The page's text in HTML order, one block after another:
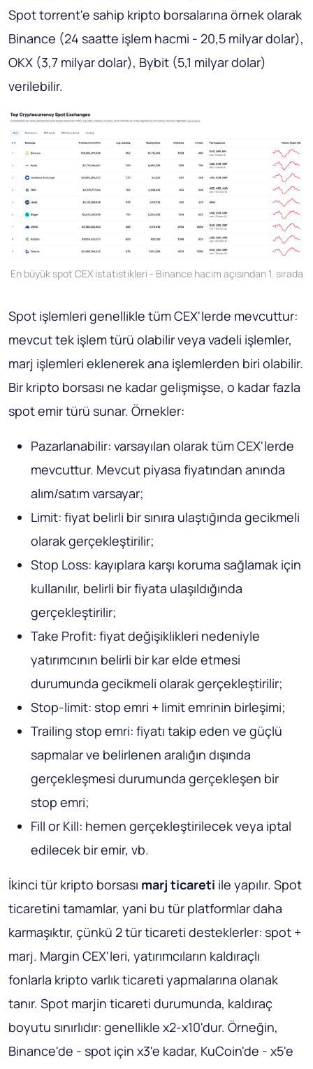
Spot torrent'e sahip kripto borsalarına örnek olarak
Binance (24 saatte işlem hacmi - 20,5 milyar dolar),
OKX (3,7 milyar dolar), Bybit (5,1 milyar dolar)
verilebilir.
En büyük spot CEX istatistikleri - Binance hacim açısından 1. sırada
Spot işlemleri genellikle tüm CEX'lerde mevcuttur:
mevcut tek işlem türü olabilir veya vadeli işlemler,
marj işlemleri eklenerek ana işlemlerden biri olabilir.
Bir kripto borsası ne kadar gelişmişse, o kadar fazla
spot emir türü sunar. Örnekler:
Pazarlanabilir: varsayılan olarak tüm CEX'lerde
mevcuttur. Mevcut piyasa fiyatından anında
alım/satım varsayar;
Limit: fiyat belirli bir sınıra ulaştığında gecikmeli
olarak gerçekleştirilir;
Stop Loss: kayıplara karşı koruma sağlamak için
kullanılır, belirli bir fiyata ulaşıldığında
gerçekleştirilir;
Take Profit: fiyat değişiklikleri nedeniyle
yatırımcının belirli bir kar elde etmesi
durumunda gecikmeli olarak gerçekleştirilir;
Stop-limit: stop emri + limit emrinin birleşimi;
Trailing stop emri: fiyatı takip eden ve güçlü
sapmalar ve belirlenen aralığın dışında
gerçekleşmesi durumunda gerçekleşen bir
stop emri;
Fill or Kill: hemen gerçekleştirilecek veya iptal
edilecek bir emir, vb.
İkinci tür kripto borsası marj ticareti ile yapılır. Spot
ticaretini tamamlar, yani bu tür platformlar daha
karmaşıktır, çünkü 2 tür ticareti desteklerler: spot +
marj. Margin CEX'leri, yatırımcıların kaldıraçlı
fonlarla kripto varlık ticareti yapmalarına olanak
tanır. Spot marjin ticareti durumunda, kaldıraç
boyutu sınırlıdır: genellikle x2-x10'dur. Örneğin,
Binance'de - spot için x3'e kadar, KuCoin'de - x5'e